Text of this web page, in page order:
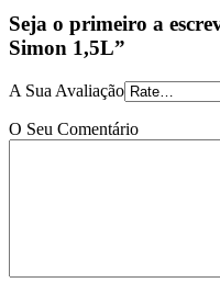
Seja o primeiro a
Simon 1,5L”
A Sua Avaliação
O Seu Comentário